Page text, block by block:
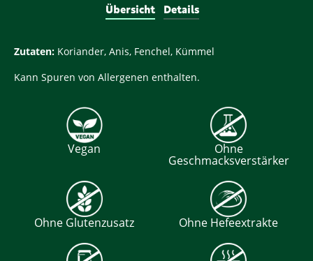
Übersicht Details
Zutaten: Koriander, Anis, Fenchel, Kümmel
Kann Spuren von Allergenen enthalten.
Vegan Ohne
Geschmacksverstärker
Ohne Glutenzusatz Ohne Hefeextrakte